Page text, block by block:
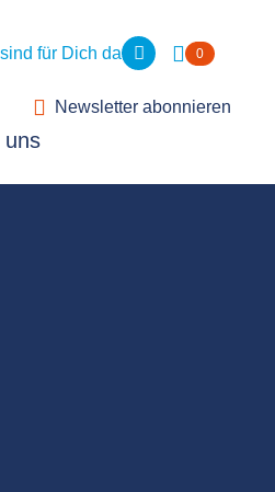
für Dich da 0
Newsletter abonnieren
uns